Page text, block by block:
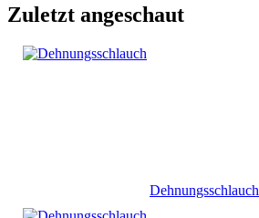
Zuletzt angeschaut
Dehnungsschlauch